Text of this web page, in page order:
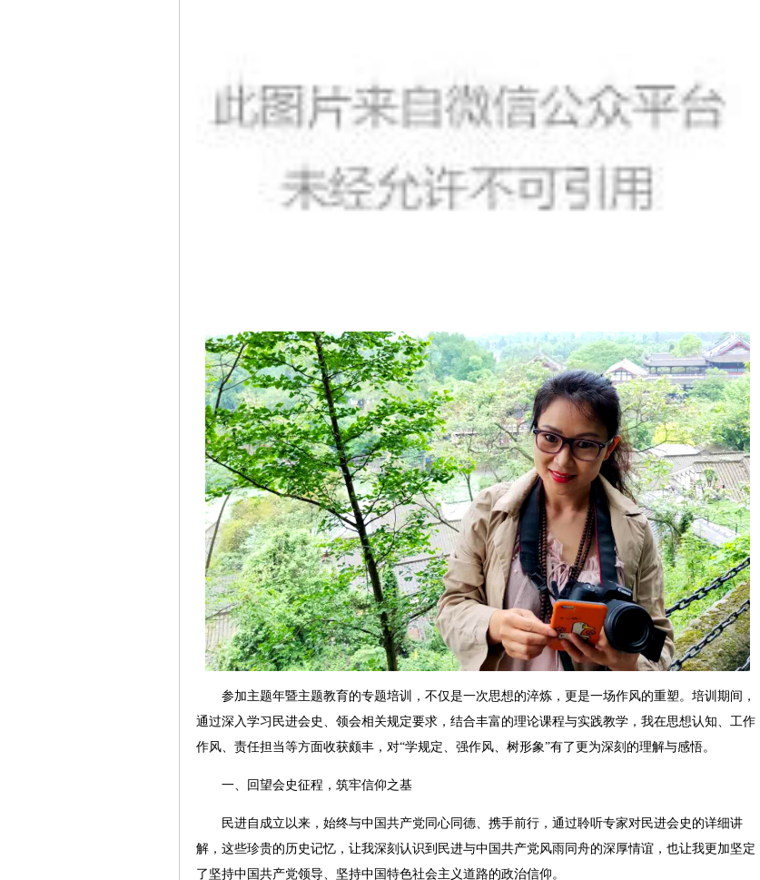
参加主题年暨主题教育的专题培训，不仅是一次思想的淬炼，更是一场作风的重塑。培训期间，
通过深入学习民进会史、领会相关规定要求，结合丰富的理论课程与实践教学，我在思想认知、工作
作风、责任担当等方面收获颇丰，对“学规定、强作风、树形象”有了更为深刻的理解与感悟。
一、回望会史征程，筑牢信仰之基
民进自成立以来，始终与中国共产党同心同德、携手前行，通过聆听专家对民进会史的详细讲
解，这些珍贵的历史记忆，让我深刻认识到民进与中国共产党风雨同舟的深厚情谊，也让我更加坚定
了坚持中国共产党领导、坚持中国特色社会主义道路的政治信仰。